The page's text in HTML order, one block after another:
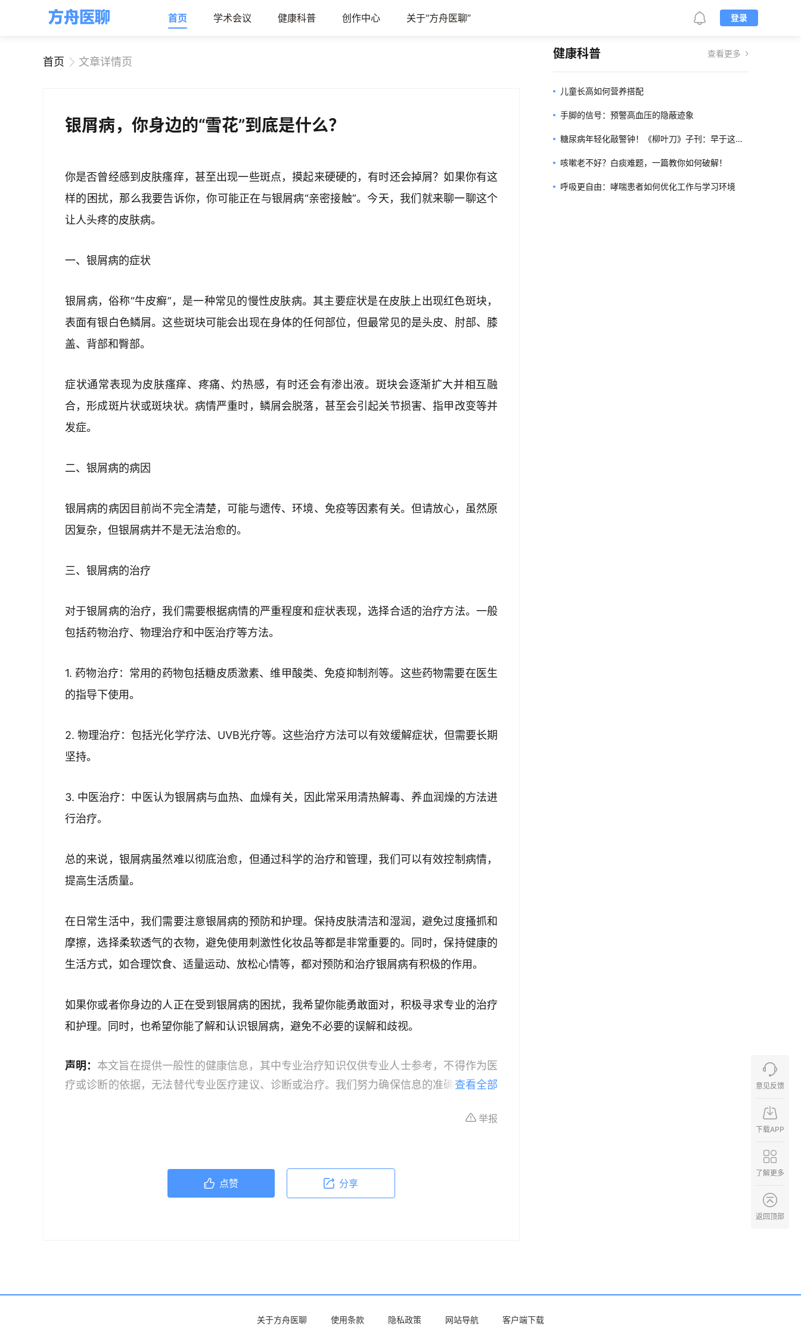
首页 学术会议 健康科普 创作中心 关于“方舟医聊” 登录
首页 文章详情页
银屑病，你身边的“雪花”到底是什么？
你是否曾经感到皮肤瘙痒，甚至出现一些斑点，摸起来硬硬的，有时还会掉屑？如果你有这
样的困扰，那么我要告诉你，你可能正在与银屑病“亲密接触”。今天，我们就来聊一聊这个
让人头疼的皮肤病。
一、银屑病的症状
银屑病，俗称“牛皮癣”，是一种常见的慢性皮肤病。其主要症状是在皮肤上出现红色斑块，
表面有银白色鳞屑。这些斑块可能会出现在身体的任何部位，但最常见的是头皮、肘部、膝
盖、背部和臀部。
症状通常表现为皮肤瘙痒、疼痛、灼热感，有时还会有渗出液。斑块会逐渐扩大并相互融
合，形成斑片状或斑块状。病情严重时，鳞屑会脱落，甚至会引起关节损害、指甲改变等并
发症。
二、银屑病的病因
银屑病的病因目前尚不完全清楚，可能与遗传、环境、免疫等因素有关。但请放心，虽然原
因复杂，但银屑病并不是无法治愈的。
三、银屑病的治疗
对于银屑病的治疗，我们需要根据病情的严重程度和症状表现，选择合适的治疗方法。一般
包括药物治疗、物理治疗和中医治疗等方法。
1. 药物治疗：常用的药物包括糖皮质激素、维甲酸类、免疫抑制剂等。这些药物需要在医生
的指导下使用。
2. 物理治疗：包括光化学疗法、UVB光疗等。这些治疗方法可以有效缓解症状，但需要长期
坚持。
3. 中医治疗：中医认为银屑病与血热、血燥有关，因此常采用清热解毒、养血润燥的方法进
行治疗。
总的来说，银屑病虽然难以彻底治愈，但通过科学的治疗和管理，我们可以有效控制病情，
提高生活质量。
在日常生活中，我们需要注意银屑病的预防和护理。保持皮肤清洁和湿润，避免过度搔抓和
摩擦，选择柔软透气的衣物，避免使用刺激性化妆品等都是非常重要的。同时，保持健康的
生活方式，如合理饮食、适量运动、放松心情等，都对预防和治疗银屑病有积极的作用。
如果你或者你身边的人正在受到银屑病的困扰，我希望你能勇敢面对，积极寻求专业的治疗
和护理。同时，也希望你能了解和认识银屑病，避免不必要的误解和歧视。
声明： 本文旨在提供一般性的健康信息，其中专业治疗知识仅供专业人士参考，不得作为医
疗或诊断的依据，无法替代专业医疗建议、诊断或治疗。我们努力确保信息的准确性，但本
策时，应咨询合格的医疗专业人员。对于依据本文内容采取的任何行动，本文作者、出版方
查看全部
举报
点赞 分享
健康科普 查看更多
儿童长高如何营养搭配
手脚的信号：预警高血压的隐蔽迹象
糖尿病年轻化敲警钟！《柳叶刀》子刊：早于这个
年龄发病，死亡风险暴增3.72倍！
咳嗽老不好？白痰难题，一篇教你如何破解！
呼吸更自由：哮喘患者如何优化工作与学习环境
关于方舟医聊 使用条款 隐私政策 网站导航 客户端下载
意见反馈
下载APP
了解更多
返回顶部